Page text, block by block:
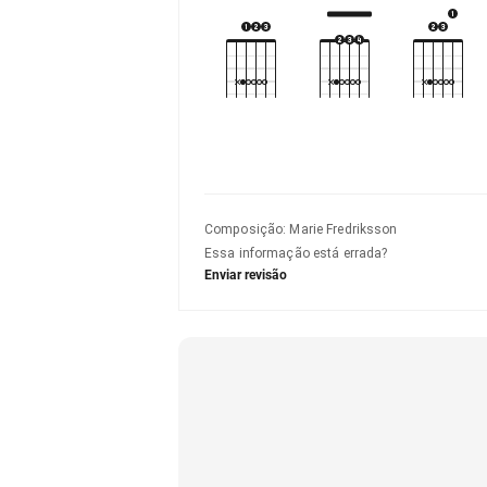
Composição: Marie Fredriksson
Essa informação está errada?
Enviar revisão